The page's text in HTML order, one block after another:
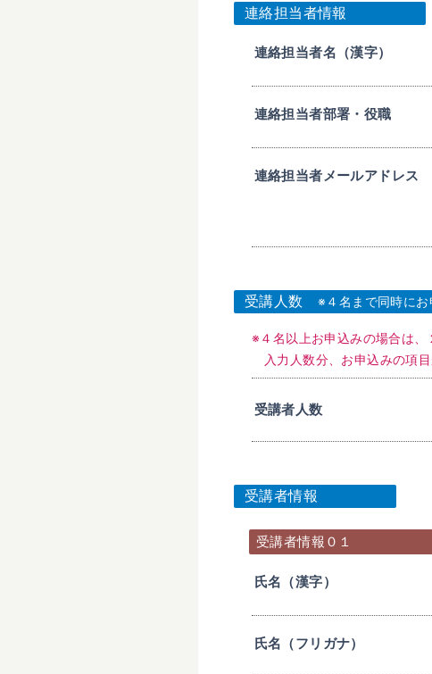
連絡担当者情報
連絡担当者名（漢字）
連絡担当者部署・役職
連絡担当者メールアドレス
受講人数 ※４名まで同時に
※４名以上お申込みの場合は、
入力人数分、お申込みの項目
受講者人数
受講者情報
受講者情報０１
氏名（漢字）
氏名（フリガナ）